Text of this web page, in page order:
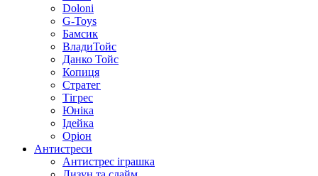
Doloni
G-Toys
Бамсик
ВладиТойс
Данко Тойс
Копиця
Стратег
Тігрес
Юніка
Ідейка
Оріон
Антистреси
Антистрес іграшка